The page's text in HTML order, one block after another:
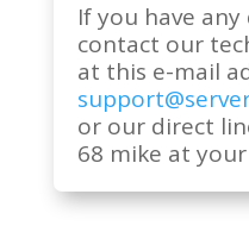
If you have
contact our
at this e-mail
or our direct
68 mike at